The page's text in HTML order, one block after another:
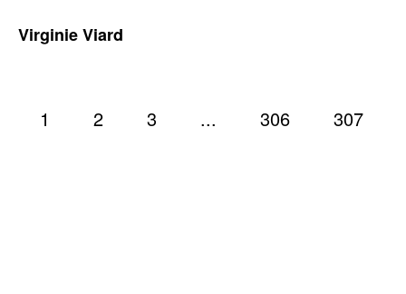
Virginie Viard
1 2 3 ... 306 307